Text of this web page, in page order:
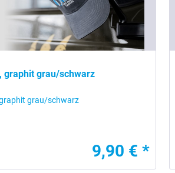
graphit grau/schwarz
graphit grau/schwarz
9,90 € *